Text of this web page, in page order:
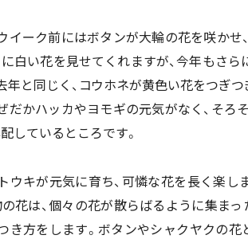
イーク前にはボタンが大輪の花を咲かせ
白い花を見せてくれますが、今年もさら
年と同じく、コウホネが黄色い花をつぎ
だかハッカやヨモギの元気がなく、そろ
しているところです。
ウキが元気に育ち、可憐な花を長く楽し
花は、個々の花が散らばるように集ま
き方をします。ボタンやシャクヤクの花